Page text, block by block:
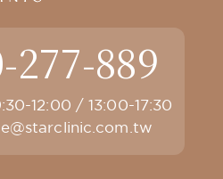
277-889
12:00 / 13:00-17:30